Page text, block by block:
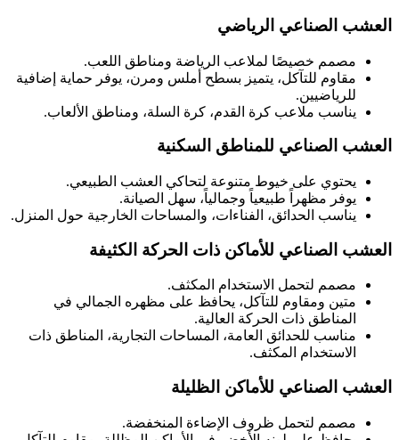
العشب الصناعي الرياضي
مصمم خصيصًا لملاعب الرياضة ومناطق اللعب.
مقاوم للتآكل، يتميز بسطح أملس ومرن، يوفر حماية إضافية
للرياضيين.
يناسب ملاعب كرة القدم، كرة السلة، ومناطق الألعاب.
العشب الصناعي للمناطق السكنية
يحتوي على خيوط متنوعة لتحاكي العشب الطبيعي.
يوفر مظهراً طبيعياً وجمالياً، سهل الصيانة.
يناسب الحدائق، الفناءات، والمساحات الخارجية حول المنزل.
العشب الصناعي للأماكن ذات الحركة الكثيفة
مصمم لتحمل الاستخدام المكثف.
متين ومقاوم للتآكل، يحافظ على مظهره الجمالي في
المناطق ذات الحركة العالية.
مناسب للحدائق العامة، المساحات التجارية، المناطق ذات
الاستخدام المكثف.
العشب الصناعي للأماكن الظليلة
مصمم لتحمل ظروف الإضاءة المنخفضة.